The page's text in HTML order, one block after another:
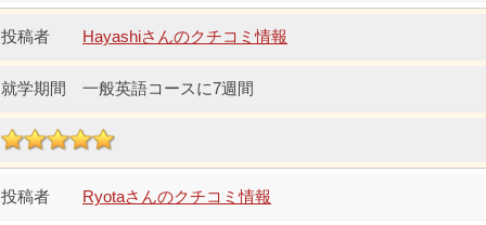
Hayashiさんのクチコミ情報
一般英語コースに7週間
Ryotaさんのクチコミ情報